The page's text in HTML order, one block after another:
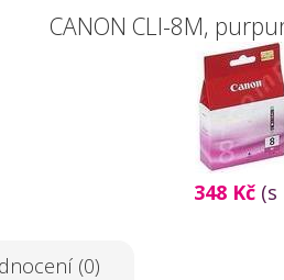
CANON CLI-8M,
348 Kč(s
(0)